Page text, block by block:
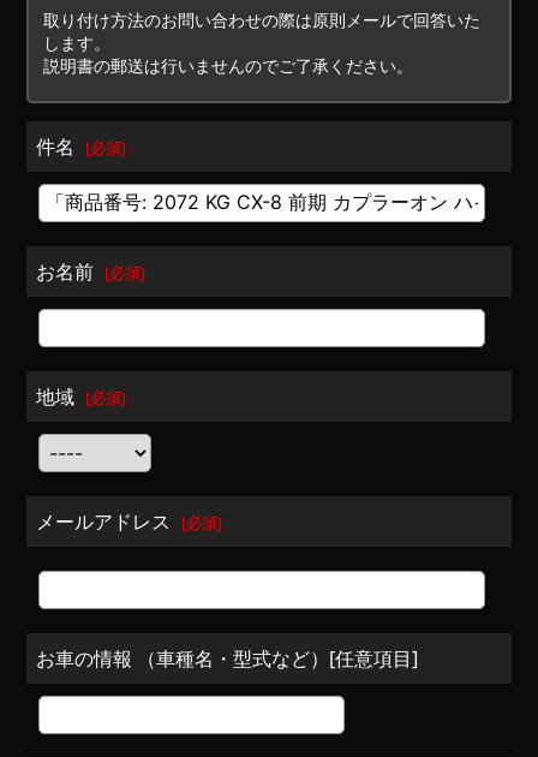
取り付け方法のお問い合わせの際は原則メールで回答いた
します。
説明書の郵送は行いませんのでご了承ください。
件名 [必須]
お名前 [必須]
地域 [必須]
メールアドレス [必須]
お車の情報 （車種名・型式など）[任意項目]